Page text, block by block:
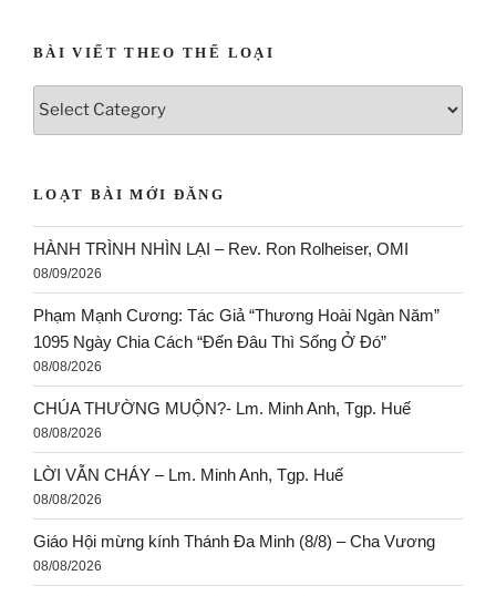
BÀI VIẾT THEO THỂ LOẠI
LOẠT BÀI MỚI ĐĂNG
HÀNH TRÌNH NHÌN LẠI – Rev. Ron Rolheiser, OMI
08/09/2026
Phạm Mạnh Cương: Tác Giả “Thương Hoài Ngàn Năm”
1095 Ngày Chia Cách “Đến Đâu Thì Sống Ở Đó”
08/08/2026
CHÚA THƯỜNG MUỘN?- Lm. Minh Anh, Tgp. Huế
08/08/2026
LỜI VẪN CHÁY – Lm. Minh Anh, Tgp. Huế
08/08/2026
Giáo Hội mừng kính Thánh Đa Minh (8/8) – Cha Vương
08/08/2026